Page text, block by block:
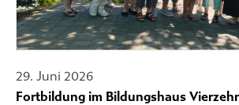
29. Juni 2026
Fortbildung im Bildungshaus